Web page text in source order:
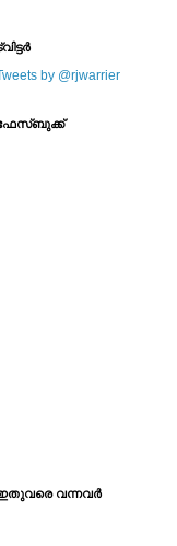
by @rjwarrier
വന്നവര്‍